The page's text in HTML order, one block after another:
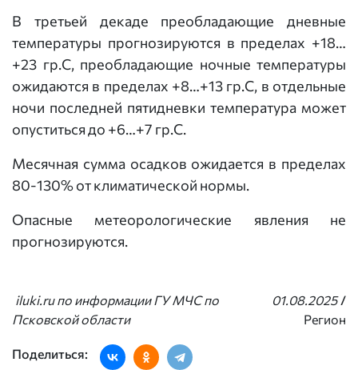
В третьей декаде преобладающие дневные
температуры прогнозируются в пределах +18…
+23 гр.С, преобладающие ночные температуры
ожидаются в пределах +8…+13 гр.С, в отдельные
ночи последней пятидневки температура может
опуститься до +6…+7 гр.С.
Месячная сумма осадков ожидается в пределах
80-130% от климатической нормы.
Опасные метеорологические явления не
прогнозируются.
iluki.ru по информации ГУ МЧС по
Псковской области
01.08.2025 /
Регион
Поделиться: